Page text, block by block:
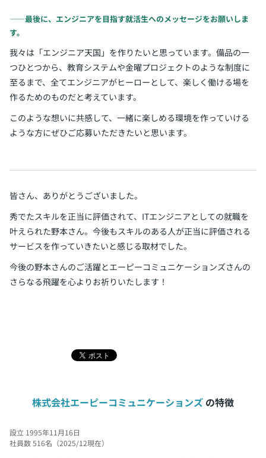
――最後に、エンジニアを目指す就活生へのメッセージをお願いしま
す。
我々は「エンジニア天国」を作りたいと思っています。備品の一
つひとつから、教育システムや金曜プロジェクトのような制度に
至るまで、全てエンジニアがヒーローとして、楽しく働ける場を
作るためのものだと考えています。
このような想いに共感して、一緒に楽しめる環境を作っていける
ような方にぜひご応募いただきたいと思います。
皆さん、ありがとうございました。
秀でたスキルを正当に評価されて、ITエンジニアとしての就職を
叶えられた野本さん。今後もスキルのある人が正当に評価される
サービスを作っていきたいと感じる取材でした。
今後の野本さんのご活躍とエーピーコミュニケーションズさんの
さらなる飛躍を心よりお祈りいたします！
株式会社エーピーコミュニケーションズ の特徴
設立 1995年11月16日
社員数 516名（2025/12現在）